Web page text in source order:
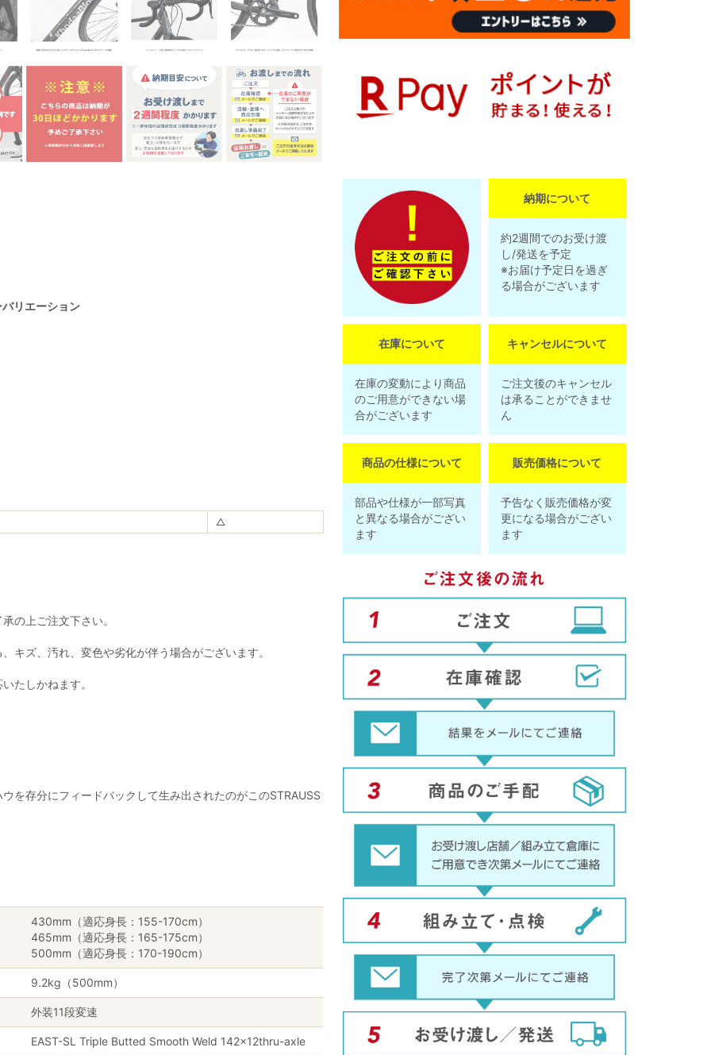
リエーション
△
の上ご注文下さい。
キズ、汚れ、変色や劣化が伴う場合がございます。
たしかねます。
を存分にフィードバックして生み出されたのがこのSTRAUSS
430mm（適応身長：155-170cm）
465mm（適応身長：165-175cm）
500mm（適応身長：170-190cm）
9.2kg（500mm）
外装11段変速
EAST-SL Triple Butted Smooth Weld 142x12thru-axle
納期について
約2週間でのお受け渡
し/発送を予定
※お届け予定日を過ぎ
る場合がございます
在庫について
在庫の変動により商品
のご用意ができない場
合がございます
キャンセルについて
ご注文後のキャンセル
は承ることができませ
ん
商品の仕様について
部品や仕様が一部写真
と異なる場合がござい
ます
販売価格について
予告なく販売価格が変
更になる場合がござい
ます